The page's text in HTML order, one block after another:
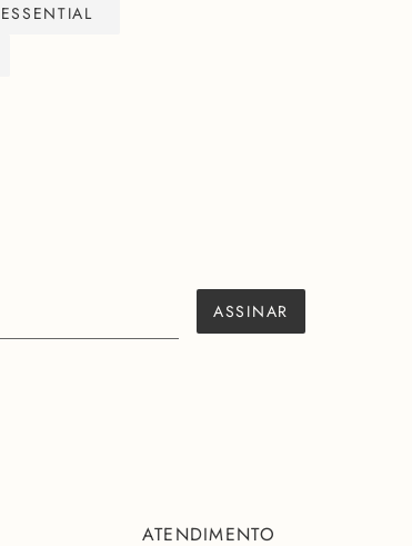
ESSENTIAL
ASSINAR
ATENDIMENTO